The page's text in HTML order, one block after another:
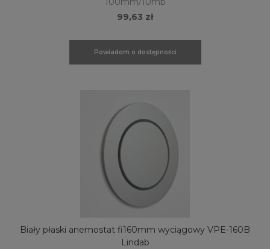
99,63 zł
Powiadom o dostępności
Biały płaski anemostat fi160mm wyciągowy VPE-160B
Lindab